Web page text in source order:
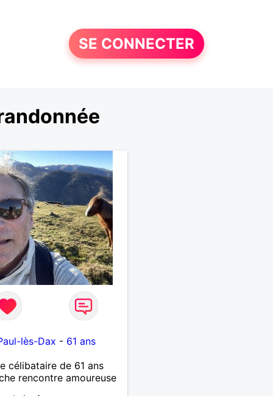
SE CONNECTER
lès-Dax - 61 ans
célibataire de 61 ans
rencontre amoureuse